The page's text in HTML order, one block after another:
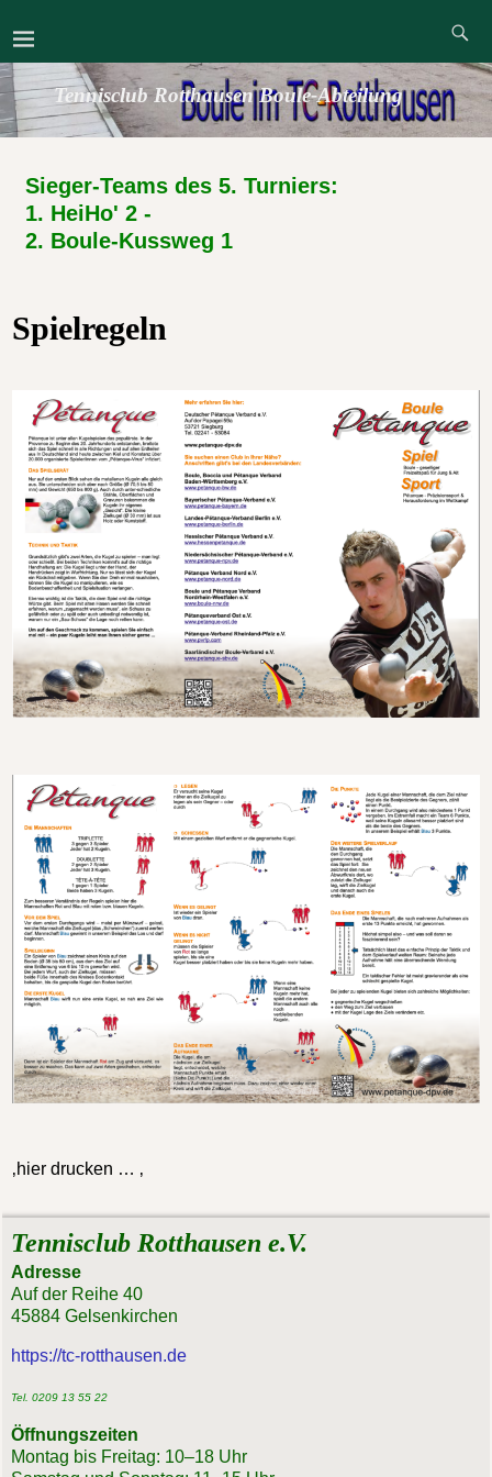
Tennisclub Rotthausen Boule-Abteilung
Sieger-Teams des 5. Turniers:
1. HeiHo' 2 -
2. Boule-Kussweg 1
Spielregeln
‚hier drucken … ‚
Tennisclub Rotthausen e.V.
Adresse
Auf der Reihe 40
45884 Gelsenkirchen
https://tc-rotthausen.de
Tel. 0209 13 55 22
Öffnungszeiten
Montag bis Freitag: 10–18 Uhr